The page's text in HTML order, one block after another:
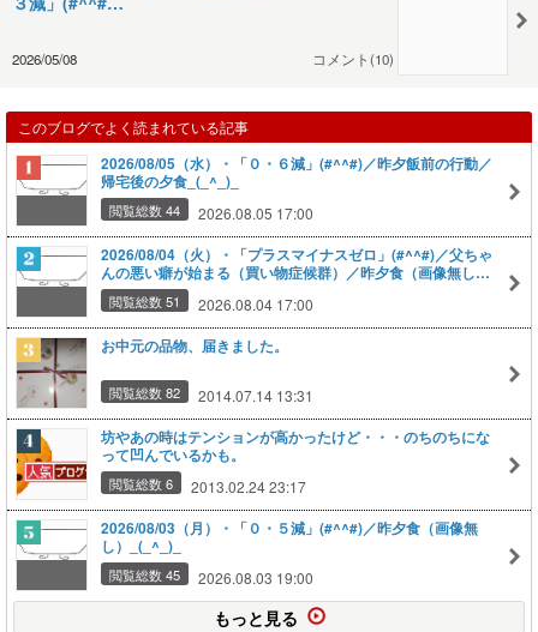
2026/05/08 コメント(10)
このブログでよく読まれている記事
2026/08/05（水）・「０・６減」(#^^#)／昨夕飯前の行動／
帰宅後の夕食_(_^_)_
閲覧総数 44 2026.08.05 17:00
2026/08/04（火）・「プラスマイナスゼロ」(#^^#)／父ちゃ
んの悪い癖が始まる（買い物症候群）／昨夕食（画像無し）
_(_^_)_
閲覧総数 51 2026.08.04 17:00
お中元の品物、届きました。
閲覧総数 82 2014.07.14 13:31
坊やあの時はテンションが高かったけど・・・のちのちにな
って凹んでいるかも。
閲覧総数 6 2013.02.24 23:17
2026/08/03（月）・「０・５減」(#^^#)／昨夕食（画像無
し）_(_^_)_
閲覧総数 45 2026.08.03 19:00
もっと見る